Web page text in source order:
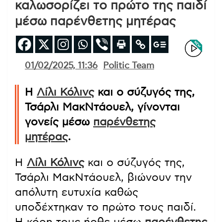
καλωσορίζει το πρώτο της παιδί
μέσω παρένθετης μητέρας
01/02/2025, 11:36 Politic Team
Η Λίλι Κόλινςκαι ο σύζυγός της,
Τσάρλι ΜακΝτάουελ, γίνονται
γονείς μέσω παρένθετης
μητέρας.
Η Λίλι Κόλινςκαι ο σύζυγός της,
Τσάρλι ΜακΝτάουελ, βιώνουν την
απόλυτη ευτυχία καθώς
υποδέχτηκαν το πρώτο τους παιδί.